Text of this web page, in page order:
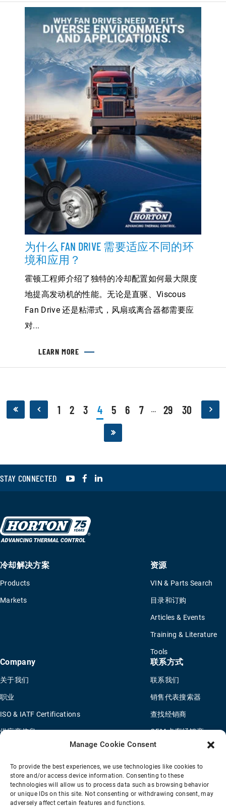
Manage Cookie Consent
To provide the best experiences, we use technologies like cookies to
store and/or access device information. Consenting to these
technologies will allow us to process data such as browsing behavior
or unique IDs on this site. Not consenting or withdrawing consent, may
adversely affect certain features and functions.
新
冷
却
技
术，
创
造
更
清
洁
的
明
天
为什么 FAN DRIVE 需要适应不同的环
境和应用？
霍顿工程师介绍了独特的冷却配置如何最大限度
地提高发动机的性能。无论是直驱、Viscous
Fan Drive 还是粘滞式，风扇或离合器都需要应
对...
LEARN MORE
ABOUT
要
和
应
用？
1 2 3 4 5 6 7 … 29 30
STAY CONNECTED YouTubeFacebook
冷却解决方案
Products
Markets
资源
VIN & Parts Search
目录和订购
Articles & Events
Training & Literature
Tools
Company
关于我们
职业
ISO & IATF Certifications
供应商信息
Environmental Policy
Legal Notice
联系方式
联系我们
销售代表搜索器
查找经销商
OEM 卡车经销商
新申请问卷